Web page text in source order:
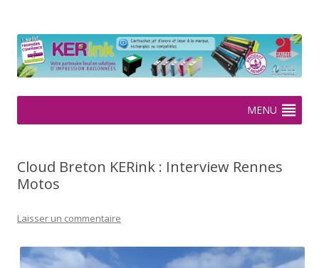
2005
MENU
Cloud Breton KERink : Interview Rennes
Motos
Laisser un commentaire